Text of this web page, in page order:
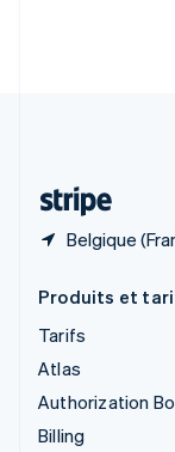
Belgique
Produits et
Tarifs
Atlas
Authorization
Billing